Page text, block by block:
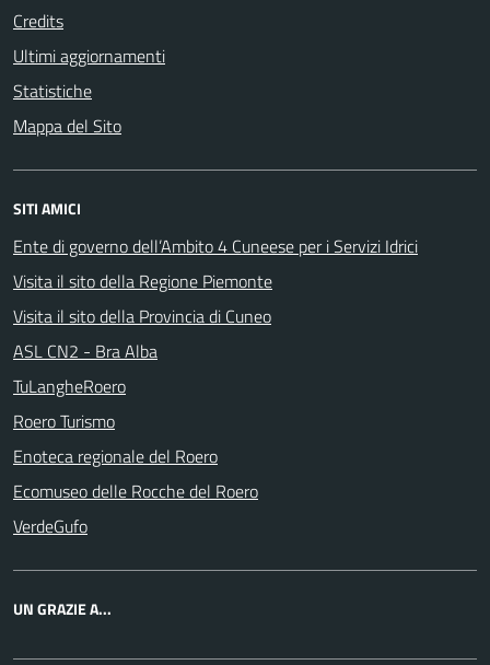
Credits
Ultimi aggiornamenti
Statistiche
Mappa del Sito
SITI AMICI
Ente di governo dell’Ambito 4 Cuneese per i Servizi Idrici
Visita il sito della Regione Piemonte
Visita il sito della Provincia di Cuneo
ASL CN2 - Bra Alba
TuLangheRoero
Roero Turismo
Enoteca regionale del Roero
Ecomuseo delle Rocche del Roero
VerdeGufo
UN GRAZIE A...